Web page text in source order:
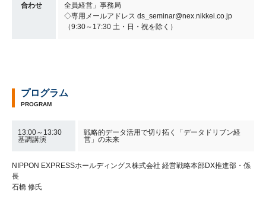
合わせ
全員経営」事務局
◇専用メールアドレス ds_seminar@nex.nikkei.co.jp
（9:30～17:30 土・日・祝を除く）
プログラム
PROGRAM
13:00～13:30
基調講演
戦略的データ活用で切り拓く「データドリブン経
営」の未来
NIPPON EXPRESSホールディングス株式会社 経営戦略本部DX推進部・係
長
石橋 修氏